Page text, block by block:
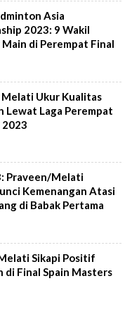
Asia
2023: 9 Wakil
di Perempat Final
Melati Ukur Kualitas
Lewat Laga Perempat
2023
Praveen/Melati
Kemenangan Atasi
di Babak Pertama
Sikapi Positif
di Final Spain Masters